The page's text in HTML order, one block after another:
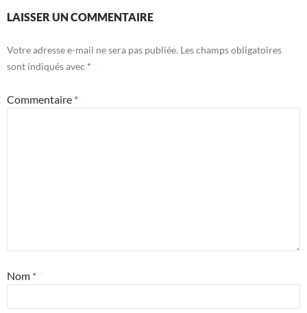
LAISSER UN COMMENTAIRE
Votre adresse e-mail ne sera pas publiée. Les champs obligatoires
sont indiqués avec *
Commentaire *
Nom *